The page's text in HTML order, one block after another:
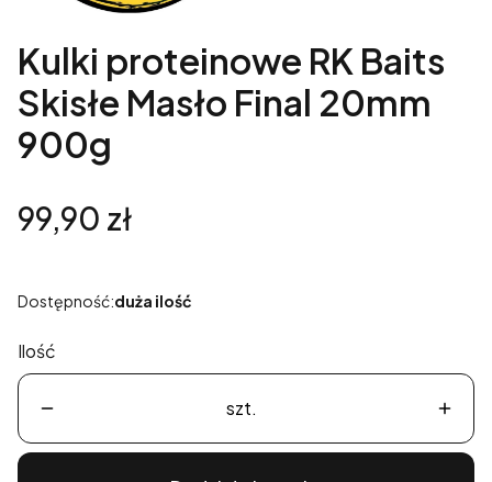
Kulki proteinowe RK Baits
Skisłe Masło Final 20mm
900g
Cena
99,90 zł
Dostępność:duża ilość
Ilość
szt.